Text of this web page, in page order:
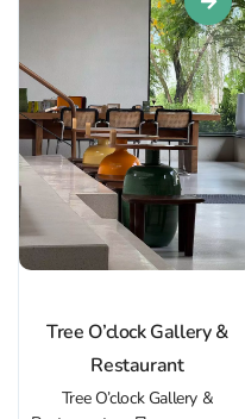
покрепче 🥃 Цены на
алкоголь, как...
Tree O’clock Gallery &
Restaurant
Tree O’clock Gallery &